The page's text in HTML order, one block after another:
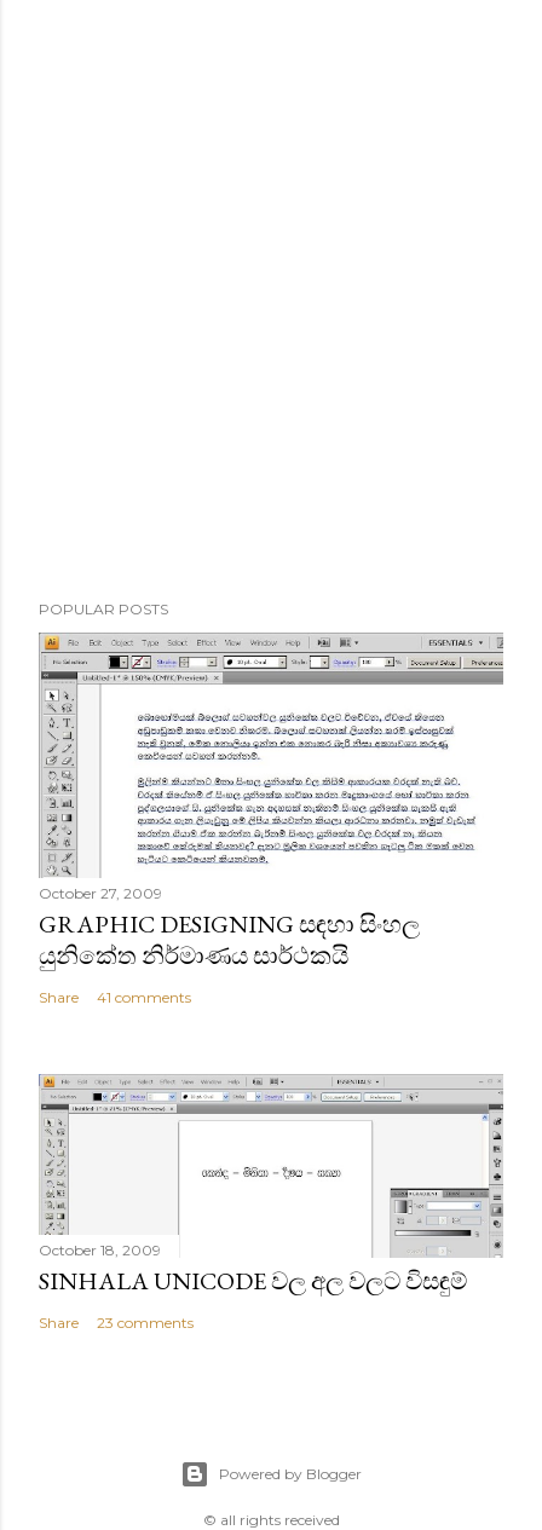
POPULAR POSTS
October 27, 2009
GRAPHIC DESIGNING සඳහා සිංහල
යුනිකේත නිර්මාණය සාර්ථකයි
Share 41 comments
October 18, 2009
SINHALA UNICODE වල අල වලට විසඳුම්
Share 23 comments
Powered by Blogger
© all rights received